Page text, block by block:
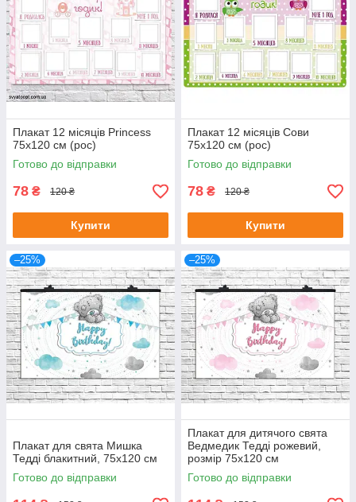
Плакат 12 місяців Princess
75х120 см (рос)
Готово до відправки
78 ₴ 120 ₴
Купити
Плакат 12 місяців Сови
75х120 см (рос)
Готово до відправки
78 ₴ 120 ₴
Купити
–25%
Плакат для свята Мишка
Тедді блакитний, 75х120 см
Готово до відправки
–25%
Плакат для дитячого свята
Ведмедик Тедді рожевий,
розмір 75х120 см
Готово до відправки